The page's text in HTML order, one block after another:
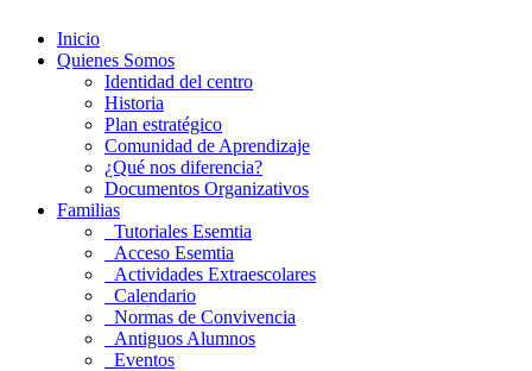
Inicio
Quienes Somos
Identidad del centro
Historia
Plan estratégico
Comunidad de Aprendizaje
¿Qué nos diferencia?
Documentos Organizativos
Familias
Tutoriales Esemtia
Acceso Esemtia
Actividades Extraescolares
Calendario
Normas de Convivencia
Antiguos Alumnos
Eventos